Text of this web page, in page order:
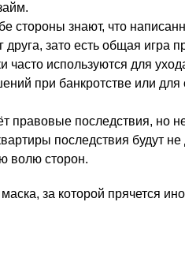
стороны знают, что
зато есть общая игра
часто используются для
при банкротстве или для
правовые последствия, но
последствия будут
волю сторон.
за которой прячется